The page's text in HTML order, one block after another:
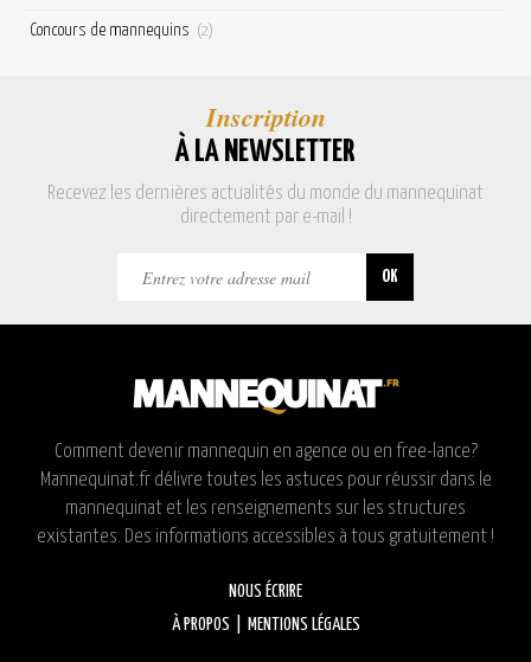
Concours de mannequins (2)
Inscription
À LA NEWSLETTER
Recevez les dernières actualités du monde du mannequinat
directement par e-mail !
Comment devenir mannequin en agence ou en free-lance?
Mannequinat.fr délivre toutes les astuces pour réussir dans le
mannequinat et les renseignements sur les structures
existantes. Des informations accessibles à tous gratuitement !
NOUS ÉCRIRE
À PROPOS
MENTIONS LÉGALES